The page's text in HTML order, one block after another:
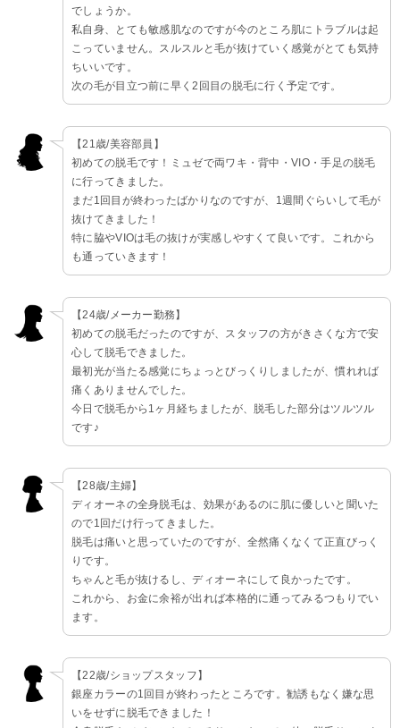
でしょうか。
私自身、とても敏感肌なのですが今のところ肌にトラブルは起
こっていません。スルスルと毛が抜けていく感覚がとても気持
ちいいです。
次の毛が目立つ前に早く2回目の脱毛に行く予定です。
【21歳/美容部員】
初めての脱毛です！ミュゼで両ワキ・背中・VIO・手足の脱毛
に行ってきました。
まだ1回目が終わったばかりなのですが、1週間ぐらいして毛が
抜けてきました！
特に脇やVIOは毛の抜けが実感しやすくて良いです。これから
も通っていきます！
【24歳/メーカー勤務】
初めての脱毛だったのですが、スタッフの方がきさくな方で安
心して脱毛できました。
最初光が当たる感覚にちょっとびっくりしましたが、慣れれば
痛くありませんでした。
今日で脱毛から1ヶ月経ちましたが、脱毛した部分はツルツル
です♪
【28歳/主婦】
ディオーネの全身脱毛は、効果があるのに肌に優しいと聞いた
ので1回だけ行ってきました。
脱毛は痛いと思っていたのですが、全然痛くなくて正直びっく
りです。
ちゃんと毛が抜けるし、ディオーネにして良かったです。
これから、お金に余裕が出れば本格的に通ってみるつもりでい
ます。
【22歳/ショップスタッフ】
銀座カラーの1回目が終わったところです。勧誘もなく嫌な思
いをせずに脱毛できました！